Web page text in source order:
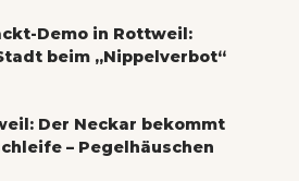
Demo in Rottweil:
beim „Nippelverbot“
Der Neckar bekommt
– Pegelhäuschen